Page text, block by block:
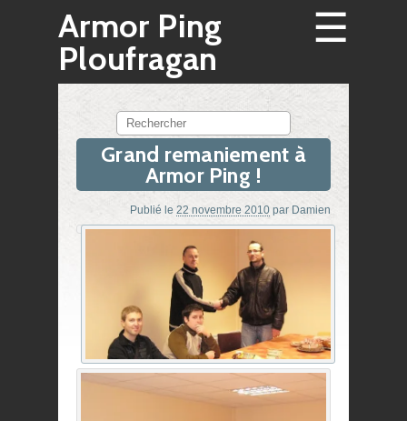
Armor Ping
Ploufragan
☰
Rechercher
Grand remaniement à
Armor Ping !
Publié le 22 novembre 2010 par Damien